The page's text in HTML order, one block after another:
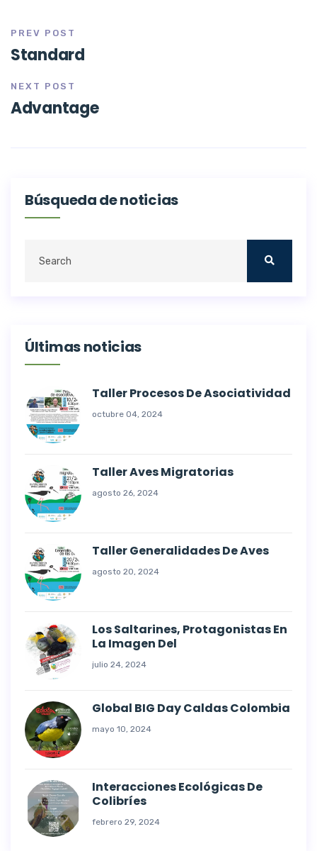
PREV POST
Standard
NEXT POST
Advantage
Búsqueda de noticias
Últimas noticias
Taller Procesos De Asociatividad
octubre 04, 2024
Taller Aves Migratorias
agosto 26, 2024
Taller Generalidades De Aves
agosto 20, 2024
Los Saltarines, Protagonistas En
La Imagen Del
julio 24, 2024
Global BIG Day Caldas Colombia
mayo 10, 2024
Interacciones Ecológicas De
Colibríes
febrero 29, 2024